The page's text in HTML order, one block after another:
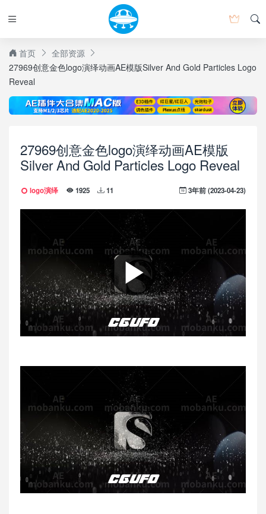
首页
全部资源
27969创意金色logo演绎动画AE模版Silver And Gold Particles Logo
Reveal
27969创意金色logo演绎动画AE模版
Silver And Gold Particles Logo Reveal
logo演绎 1925 11 3年前 (2023-04-23)
0:00 0:00
Normal